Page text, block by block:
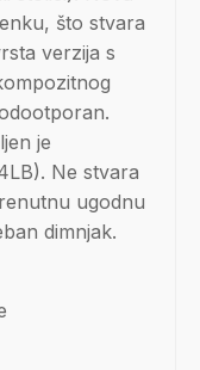
što stvara
verzija s
je
Ne stvara
ugodnu
dimnjak.